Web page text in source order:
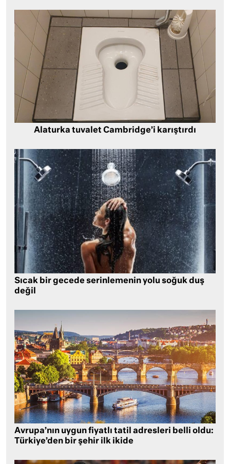
Alaturka tuvalet Cambridge’i karıştırdı
Sıcak bir gecede serinlemenin yolu soğuk duş
değil
Avrupa’nın uygun fiyatlı tatil adresleri belli oldu:
Türkiye’den bir şehir ilk ikide